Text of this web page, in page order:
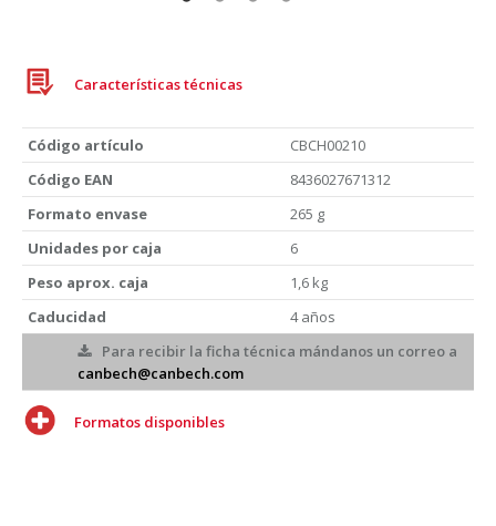
Características técnicas
Código artículo
CBCH00210
Código EAN
8436027671312
Formato envase
265 g
Unidades por caja
6
Peso aprox. caja
1,6 kg
Caducidad
4 años
Para recibir la ficha técnica mándanos un correo a
canbech@canbech.com
Formatos disponibles